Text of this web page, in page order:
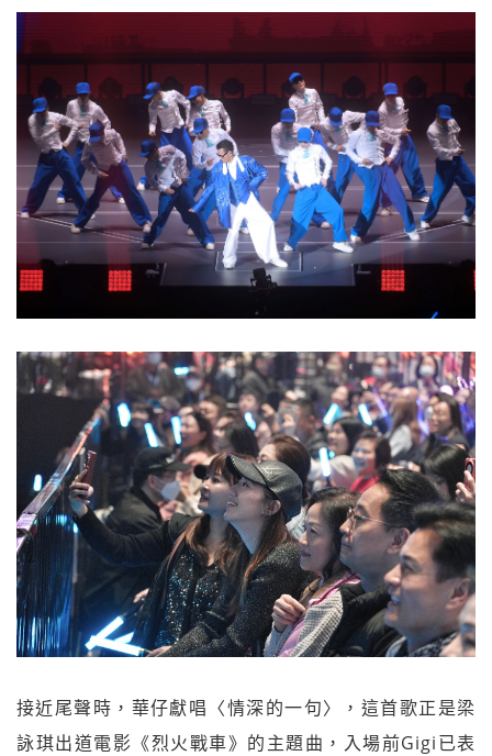
接近尾聲時，華仔獻唱〈情深的一句〉，這首歌正是梁
詠琪出道電影《烈火戰車》的主題曲，入場前Gigi已表